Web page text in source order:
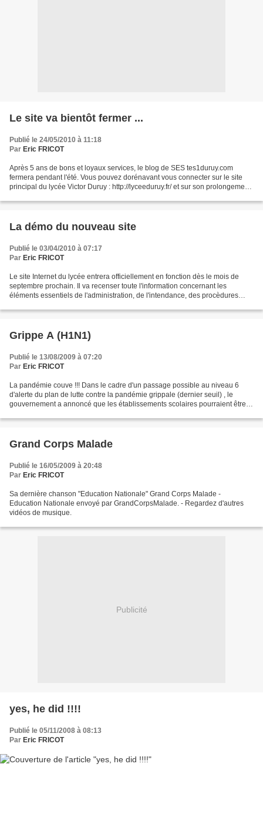
Le site va bientôt fermer ...
Publié le 24/05/2010 à 11:18
Par Eric FRICOT
Après 5 ans de bons et loyaux services, le blog de SES tes1duruy.com
fermera pendant l'été. Vous pouvez dorénavant vous connecter sur le site
principal du lycée Victor Duruy : http://lyceeduruy.fr/ et sur son prolongement,
La démo du nouveau site
Publié le 03/04/2010 à 07:17
Par Eric FRICOT
Le site Internet du lycée entrera officiellement en fonction dès le mois de
septembre prochain. Il va recenser toute l'information concernant les
éléments essentiels de l'administration, de l'intendance, des procèdures
Grippe A (H1N1)
Publié le 13/08/2009 à 07:20
Par Eric FRICOT
La pandémie couve !!! Dans le cadre d'un passage possible au niveau 6
d'alerte du plan de lutte contre la pandémie grippale (dernier seuil) , le
gouvernement a annoncé que les établissements scolaires pourraient être
Grand Corps Malade
Publié le 16/05/2009 à 20:48
Par Eric FRICOT
Sa dernière chanson "Education Nationale" Grand Corps Malade -
Education Nationale envoyé par GrandCorpsMalade. - Regardez d'autres
vidéos de musique.
Publicité
yes, he did !!!!
Publié le 05/11/2008 à 08:13
Par Eric FRICOT